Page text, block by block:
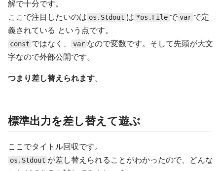
解で十分です。
ここで注目したいのは os.Stdout は *os.File で var で定
義されている という点です。
const ではなく、 var なので変数です。そして先頭が大文
字なので外部公開です。
つまり差し替えられます。
標準出力を差し替えて遊ぶ
ここでタイトル回収です。
os.Stdout が差し替えられることがわかったので、どんな